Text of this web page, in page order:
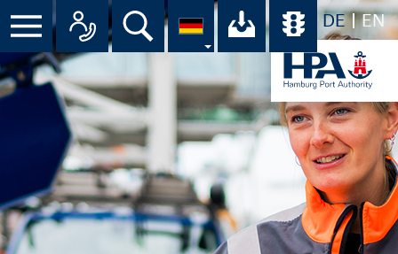
DE EN
Menü Alle Ansprechpartner im
Suche Ihr Download-